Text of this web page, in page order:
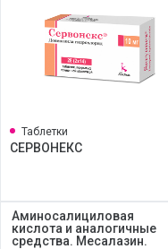
Таблетки
СЕРВОНЕКС
Аминосалициловая
кислота и аналогичные
средства. Месалазин.